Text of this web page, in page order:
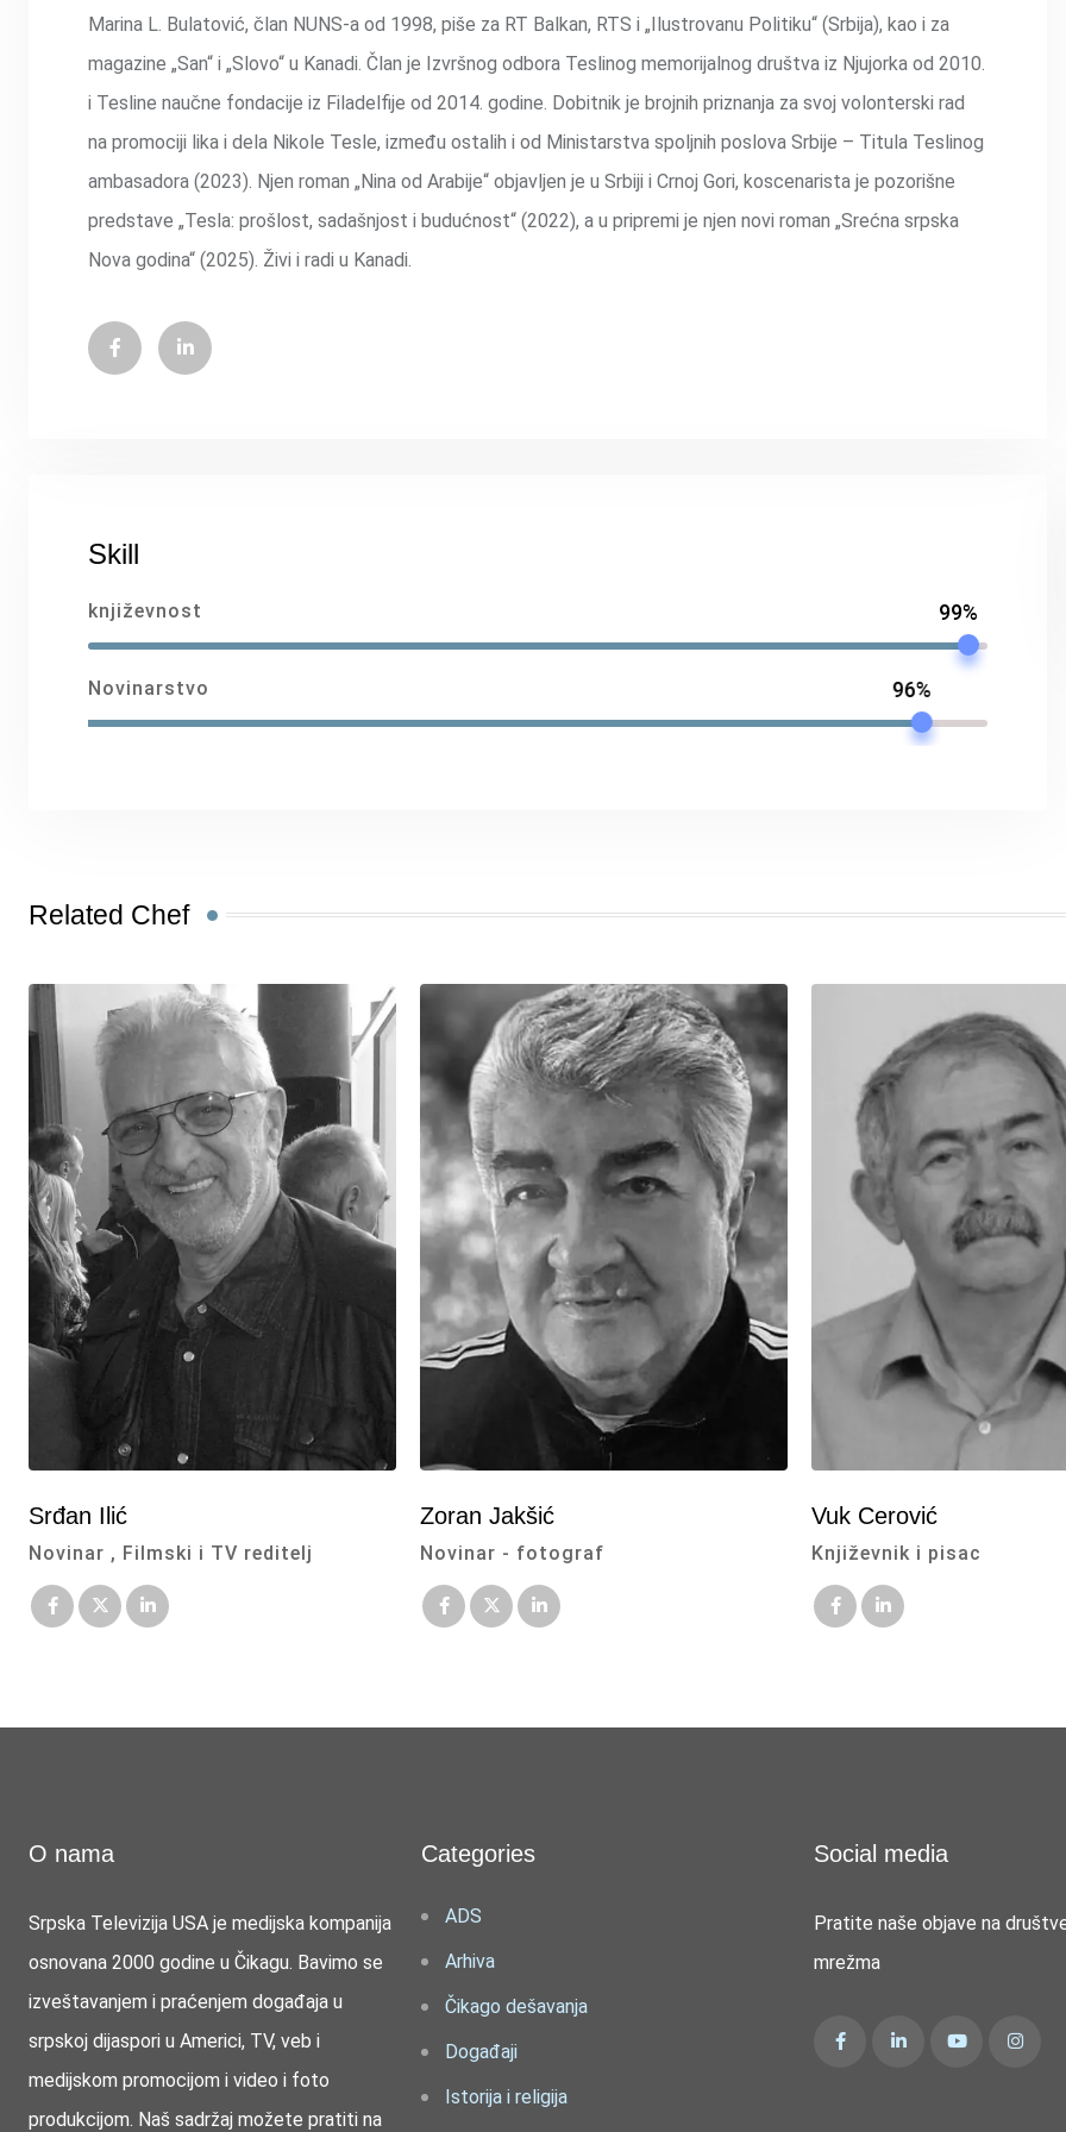
Marina L. Bulatović, član NUNS-a od 1998, piše za RT Balkan, RTS i „Ilustrovanu Politiku“ (Srbija), kao i za
magazine „San“ i „Slovo“ u Kanadi. Član je Izvršnog odbora Teslinog memorijalnog društva iz Njujorka od 2010.
i Tesline naučne fondacije iz Filadelfije od 2014. godine. Dobitnik je brojnih priznanja za svoj volonterski rad
na promociji lika i dela Nikole Tesle, između ostalih i od Ministarstva spoljnih poslova Srbije – Titula Teslinog
ambasadora (2023). Njen roman „Nina od Arabije“ objavljen je u Srbiji i Crnoj Gori, koscenarista je pozorišne
predstave „Tesla: prošlost, sadašnjost i budućnost“ (2022), a u pripremi je njen novi roman „Srećna srpska
Nova godina“ (2025). Živi i radi u Kanadi.
Skill
književnost 99%
Novinarstvo 96%
Related Chef
Srđan Ilić
Novinar , Filmski i TV reditelj
Zoran Jakšić
Novinar - fotograf
Vuk Cerović
Književnik i pisac
O nama
Srpska Televizija USA je medijska kompanija
osnovana 2000 godine u Čikagu. Bavimo se
izveštavanjem i praćenjem događaja u
srpskoj dijaspori u Americi, TV, veb i
medijskom promocijom i video i foto
produkcijom. Naš sadržaj možete pratiti na
Categories
ADS
Arhiva
Čikago dešavanja
Događaji
Istorija i religija
Social media
Pratite naše objave na
mrežma